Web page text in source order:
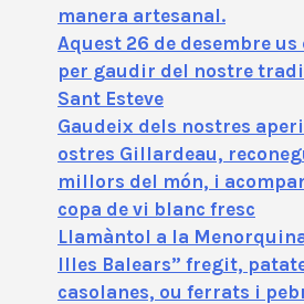
manera artesanal.
Aquest 26 de desembre us
per gaudir del nostre
Sant Esteve
Gaudeix dels nostres
ostres Gillardeau,
millors del món, i
copa de vi blanc fresc
Llamàntol a la
Illes Balears” fregit,
casolanes, ou ferrats i